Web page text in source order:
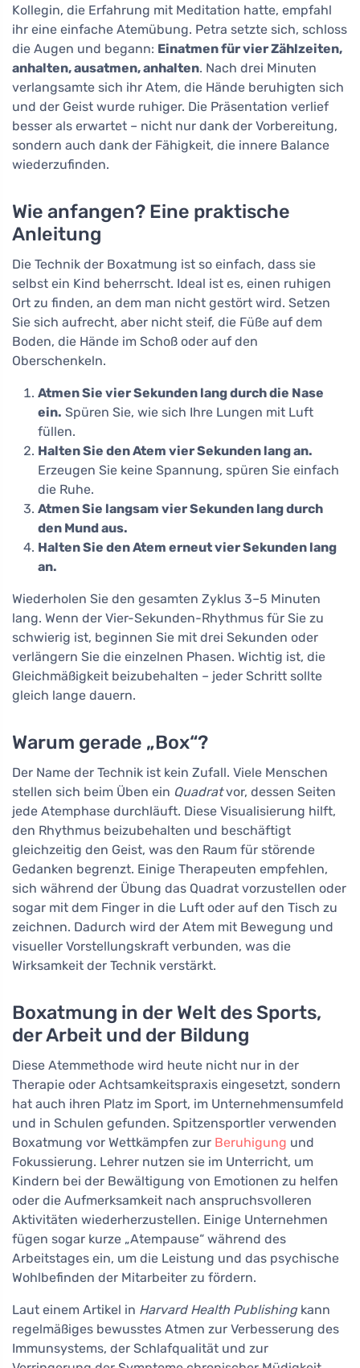
Kollegin, die Erfahrung mit Meditation hatte, empfahl
ihr eine einfache Atemübung. Petra setzte sich, schloss
die Augen und begann: Einatmen für vier Zählzeiten,
anhalten, ausatmen, anhalten. Nach drei Minuten
verlangsamte sich ihr Atem, die Hände beruhigten sich
und der Geist wurde ruhiger. Die Präsentation verlief
besser als erwartet – nicht nur dank der Vorbereitung,
sondern auch dank der Fähigkeit, die innere Balance
wiederzufinden.
Wie anfangen? Eine praktische
Anleitung
Die Technik der Boxatmung ist so einfach, dass sie
selbst ein Kind beherrscht. Ideal ist es, einen ruhigen
Ort zu finden, an dem man nicht gestört wird. Setzen
Sie sich aufrecht, aber nicht steif, die Füße auf dem
Boden, die Hände im Schoß oder auf den
Oberschenkeln.
Atmen Sie vier Sekunden lang durch die Nase
ein. Spüren Sie, wie sich Ihre Lungen mit Luft
füllen.
Halten Sie den Atem vier Sekunden lang an.
Erzeugen Sie keine Spannung, spüren Sie einfach
die Ruhe.
Atmen Sie langsam vier Sekunden lang durch
den Mund aus.
Halten Sie den Atem erneut vier Sekunden lang
an.
Wiederholen Sie den gesamten Zyklus 3–5 Minuten
lang. Wenn der Vier-Sekunden-Rhythmus für Sie zu
schwierig ist, beginnen Sie mit drei Sekunden oder
verlängern Sie die einzelnen Phasen. Wichtig ist, die
Gleichmäßigkeit beizubehalten – jeder Schritt sollte
gleich lange dauern.
Warum gerade „Box“?
Der Name der Technik ist kein Zufall. Viele Menschen
stellen sich beim Üben ein Quadratvor, dessen Seiten
jede Atemphase durchläuft. Diese Visualisierung hilft,
den Rhythmus beizubehalten und beschäftigt
gleichzeitig den Geist, was den Raum für störende
Gedanken begrenzt. Einige Therapeuten empfehlen,
sich während der Übung das Quadrat vorzustellen oder
sogar mit dem Finger in die Luft oder auf den Tisch zu
zeichnen. Dadurch wird der Atem mit Bewegung und
visueller Vorstellungskraft verbunden, was die
Wirksamkeit der Technik verstärkt.
Boxatmung in der Welt des Sports,
der Arbeit und der Bildung
Diese Atemmethode wird heute nicht nur in der
Therapie oder Achtsamkeitspraxis eingesetzt, sondern
hat auch ihren Platz im Sport, im Unternehmensumfeld
und in Schulen gefunden. Spitzensportler verwenden
Boxatmung vor Wettkämpfen zur Beruhigung und
Fokussierung. Lehrer nutzen sie im Unterricht, um
Kindern bei der Bewältigung von Emotionen zu helfen
oder die Aufmerksamkeit nach anspruchsvolleren
Aktivitäten wiederherzustellen. Einige Unternehmen
fügen sogar kurze „Atempause“ während des
Arbeitstages ein, um die Leistung und das psychische
Wohlbefinden der Mitarbeiter zu fördern.
Laut einem Artikel in Harvard Health Publishingkann
regelmäßiges bewusstes Atmen zur Verbesserung des
Immunsystems, der Schlafqualität und zur